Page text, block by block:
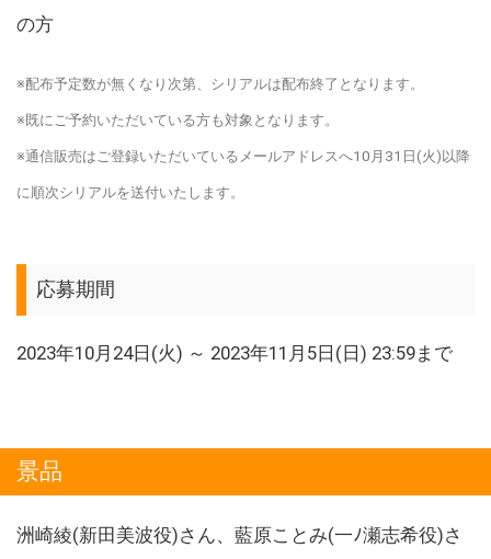
の方
※配布予定数が無くなり次第、シリアルは配布終了となります。
※既にご予約いただいている方も対象となります。
※通信販売はご登録いただいているメールアドレスへ10月31日(火)以降
に順次シリアルを送付いたします。
応募期間
2023年10月24日(火) ～ 2023年11月5日(日) 23:59まで
景品
洲崎綾(新田美波役)さん、藍原ことみ(一ﾉ瀬志希役)さ